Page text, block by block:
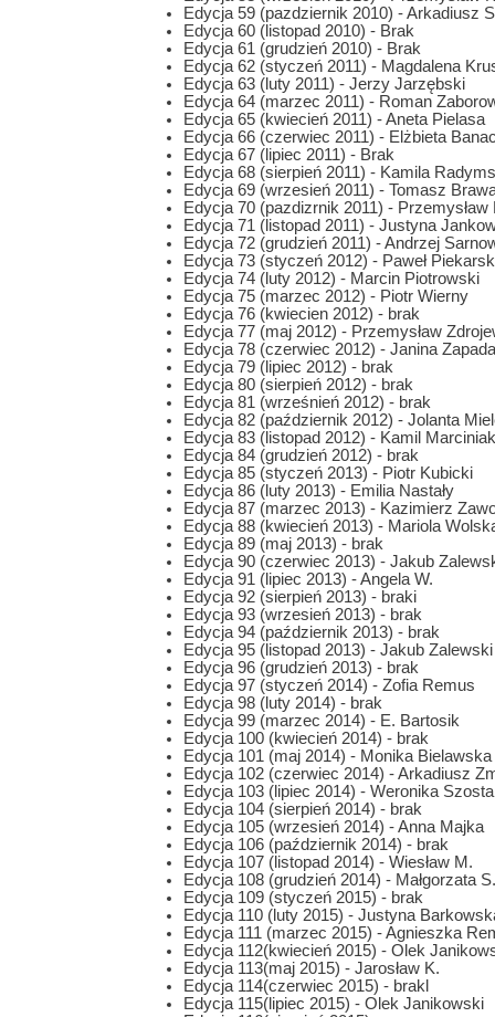
Edycja 59 (pazdziernik 2010) - Arkadiusz
Edycja 60 (listopad 2010) - Brak
Edycja 61 (grudzień 2010) - Brak
Edycja 62 (styczeń 2011) - Magdalena
Edycja 63 (luty 2011) - Jerzy Jarzębski
Edycja 64 (marzec 2011) - Roman
Edycja 65 (kwiecień 2011) - Aneta Pielasa
Edycja 66 (czerwiec 2011) - Elżbieta
Edycja 67 (lipiec 2011) - Brak
Edycja 68 (sierpień 2011) - Kamila
Edycja 69 (wrzesień 2011) - Tomasz
Edycja 70 (pazdizrnik 2011) -
Edycja 71 (listopad 2011) - Justyna
Edycja 72 (grudzień 2011) - Andrzej
Edycja 73 (styczeń 2012) - Paweł
Edycja 74 (luty 2012) - Marcin Piotrowski
Edycja 75 (marzec 2012) - Piotr Wierny
Edycja 76 (kwiecien 2012) - brak
Edycja 77 (maj 2012) - Przemysław
Edycja 78 (czerwiec 2012) - Janina Zapada
Edycja 79 (lipiec 2012) - brak
Edycja 80 (sierpień 2012) - brak
Edycja 81 (wrześnień 2012) - brak
Edycja 82 (październik 2012) - Jolanta
Edycja 83 (listopad 2012) - Kamil
Edycja 84 (grudzień 2012) - brak
Edycja 85 (styczeń 2013) - Piotr Kubicki
Edycja 86 (luty 2013) - Emilia Nastały
Edycja 87 (marzec 2013) - Kazimierz
Edycja 88 (kwiecień 2013) - Mariola
Edycja 89 (maj 2013) - brak
Edycja 90 (czerwiec 2013) - Jakub
Edycja 91 (lipiec 2013) - Angela W.
Edycja 92 (sierpień 2013) - braki
Edycja 93 (wrzesień 2013) - brak
Edycja 94 (październik 2013) - brak
Edycja 95 (listopad 2013) - Jakub Zalewski
Edycja 96 (grudzień 2013) - brak
Edycja 97 (styczeń 2014) - Zofia Remus
Edycja 98 (luty 2014) - brak
Edycja 99 (marzec 2014) - E. Bartosik
Edycja 100 (kwiecień 2014) - brak
Edycja 101 (maj 2014) - Monika Bielawska
Edycja 102 (czerwiec 2014) - Arkadiusz
Edycja 103 (lipiec 2014) - Weronika
Edycja 104 (sierpień 2014) - brak
Edycja 105 (wrzesień 2014) - Anna Majka
Edycja 106 (październik 2014) - brak
Edycja 107 (listopad 2014) - Wiesław M.
Edycja 108 (grudzień 2014) - Małgorzata S.
Edycja 109 (styczeń 2015) - brak
Edycja 110 (luty 2015) - Justyna
Edycja 111 (marzec 2015) - Agnieszka
Edycja 112(kwiecień 2015) - Olek
Edycja 113(maj 2015) - Jarosław K.
Edycja 114(czerwiec 2015) - brakl
Edycja 115(lipiec 2015) - Olek Janikowski